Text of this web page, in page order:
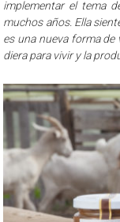
implementar el tema
muchos años. Ella
es una nueva forma de
diera para vivir y la